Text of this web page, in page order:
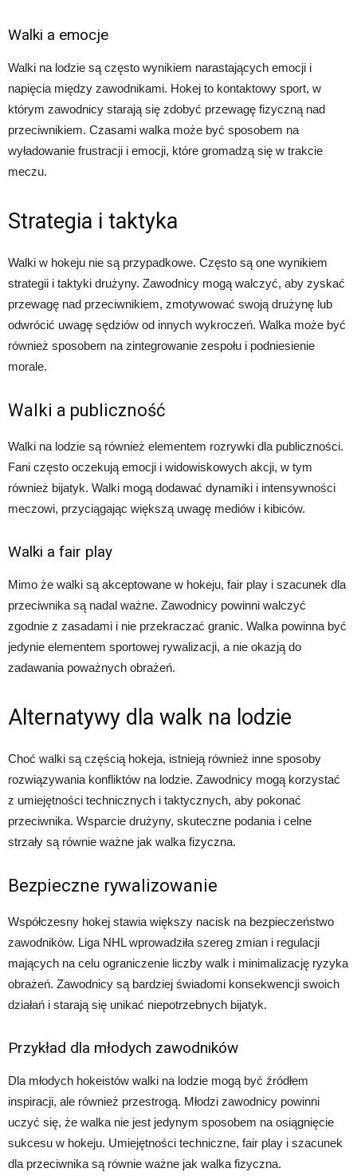
Walki a emocje
Walki na lodzie są często wynikiem narastających emocji i
napięcia między zawodnikami. Hokej to kontaktowy sport, w
którym zawodnicy starają się zdobyć przewagę fizyczną nad
przeciwnikiem. Czasami walka może być sposobem na
wyładowanie frustracji i emocji, które gromadzą się w trakcie
meczu.
Strategia i taktyka
Walki w hokeju nie są przypadkowe. Często są one wynikiem
strategii i taktyki drużyny. Zawodnicy mogą walczyć, aby zyskać
przewagę nad przeciwnikiem, zmotywować swoją drużynę lub
odwrócić uwagę sędziów od innych wykroczeń. Walka może być
również sposobem na zintegrowanie zespołu i podniesienie
morale.
Walki a publiczność
Walki na lodzie są również elementem rozrywki dla publiczności.
Fani często oczekują emocji i widowiskowych akcji, w tym
również bijatyk. Walki mogą dodawać dynamiki i intensywności
meczowi, przyciągając większą uwagę mediów i kibiców.
Walki a fair play
Mimo że walki są akceptowane w hokeju, fair play i szacunek dla
przeciwnika są nadal ważne. Zawodnicy powinni walczyć
zgodnie z zasadami i nie przekraczać granic. Walka powinna być
jedynie elementem sportowej rywalizacji, a nie okazją do
zadawania poważnych obrażeń.
Alternatywy dla walk na lodzie
Choć walki są częścią hokeja, istnieją również inne sposoby
rozwiązywania konfliktów na lodzie. Zawodnicy mogą korzystać
z umiejętności technicznych i taktycznych, aby pokonać
przeciwnika. Wsparcie drużyny, skuteczne podania i celne
strzały są równie ważne jak walka fizyczna.
Bezpieczne rywalizowanie
Współczesny hokej stawia większy nacisk na bezpieczeństwo
zawodników. Liga NHL wprowadziła szereg zmian i regulacji
mających na celu ograniczenie liczby walk i minimalizację ryzyka
obrażeń. Zawodnicy są bardziej świadomi konsekwencji swoich
działań i starają się unikać niepotrzebnych bijatyk.
Przykład dla młodych zawodników
Dla młodych hokeistów walki na lodzie mogą być źródłem
inspiracji, ale również przestrogą. Młodzi zawodnicy powinni
uczyć się, że walka nie jest jedynym sposobem na osiągnięcie
sukcesu w hokeju. Umiejętności techniczne, fair play i szacunek
dla przeciwnika są równie ważne jak walka fizyczna.